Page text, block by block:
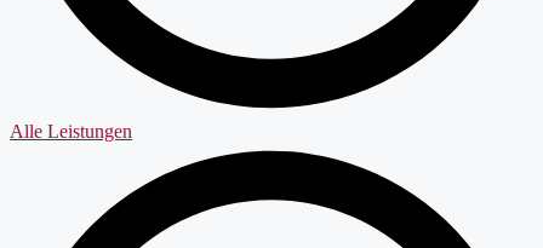
Alle Leistungen